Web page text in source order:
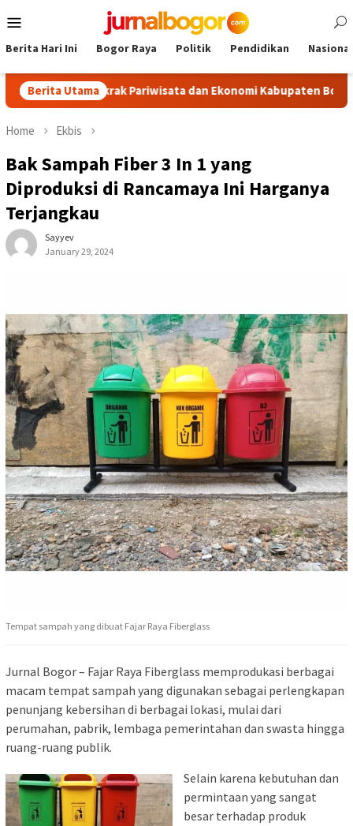
to
Menu
Berita Hari Ini Bogor Raya Politik Pendidikan Nasional
Berita Utama
Pariwisata dan Ekonomi Kabupaten Bogor
Home Ekbis
Bak Sampah Fiber 3 In 1 yang
Diproduksi di Rancamaya Ini Harganya
Terjangkau
Sayyev
January 29, 2024
Tempat sampah yang dibuat Fajar Raya Fiberglass
Jurnal Bogor – Fajar Raya Fiberglass memprodukasi berbagai
macam tempat sampah yang digunakan sebagai perlengkapan
penunjang kebersihan di berbagai lokasi, mulai dari
perumahan, pabrik, lembaga pemerintahan dan swasta hingga
ruang-ruang publik.
Selain karena kebutuhan dan
permintaan yang sangat
besar terhadap produk